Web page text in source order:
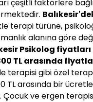
çeşitli faktörlere
terapi türüne,
alanına göre
Psikolog fiyatları
TL arasında
terapisi gibi özel
TL arasında bir
Çocuk ve ergen